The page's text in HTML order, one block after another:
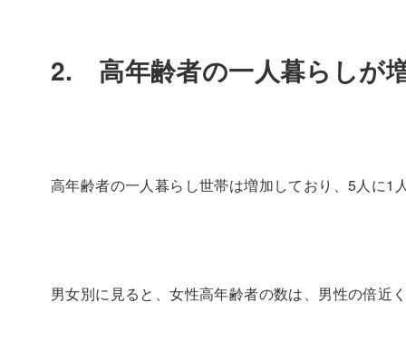
2. 高年齢者の一人暮らしが
高年齢者の一人暮らし世帯は増加しており、5人に1
男女別に見ると、女性高年齢者の数は、男性の倍近